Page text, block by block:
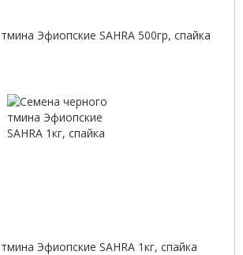
Эфиопские SAHRA 500гр, спайка
Эфиопские SAHRA 1кг, спайка